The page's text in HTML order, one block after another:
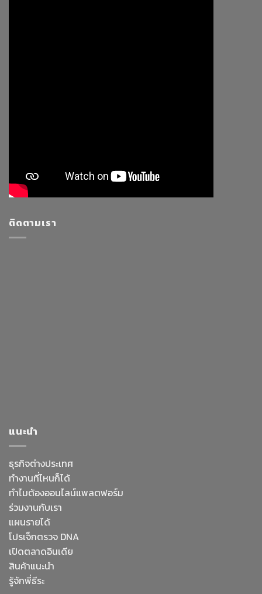
ติดตามเรา
แนะนำ
ธุรกิจต่างประเทศ
ทำงานที่ไหนก็ได้
ทำไมต้องออนไลน์แพลตฟอร์ม
ร่วมงานกับเรา
แผนรายได้
โปรเจ็กตรวจ DNA
เปิดตลาดอินเดีย
สินค้าแนะนำ
รู้จักพี่ธีระ